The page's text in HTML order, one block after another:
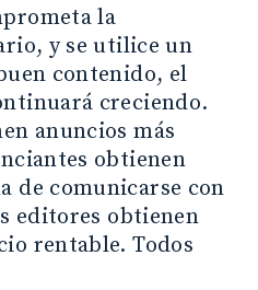
la
y se utilice un
contenido, el
creciendo.
anuncios más
obtienen
de comunicarse con
editores obtienen
rentable. Todos